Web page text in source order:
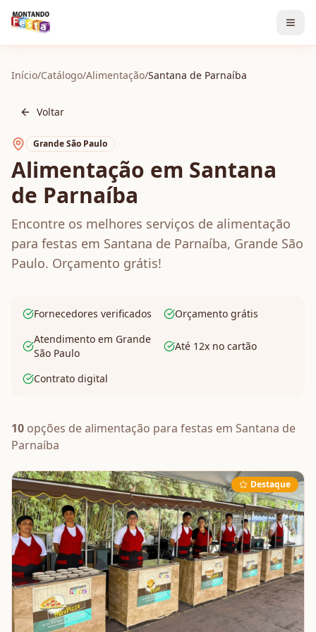
Início/Catálogo/Alimentação/Santana de Parnaíba
Voltar
Grande São Paulo
Alimentação em Santana
de Parnaíba
Encontre os melhores serviços de alimentação
para festas em Santana de Parnaíba, Grande São
Paulo. Orçamento grátis!
Fornecedores verificados
Orçamento grátis
Atendimento em Grande
São Paulo
Até 12x no cartão
Contrato digital
10 opções dealimentação para festas em Santana de
Parnaíba
Destaque